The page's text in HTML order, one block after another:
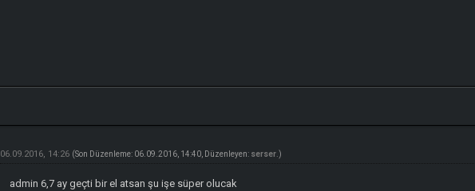
06.09.2016, 14:26 (Son Düzenleme: 06.09.2016, 14:40, Düzenleyen: serser .)
admin 6,7 ay geçti bir el atsan şu işe süper olucak